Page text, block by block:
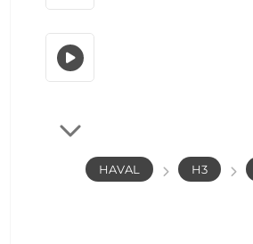
HAVAL H3